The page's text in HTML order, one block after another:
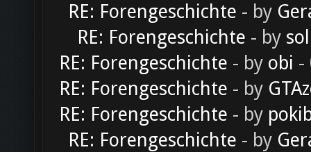
RE: Forengeschichte - by
RE: Forengeschichte - by
RE: Forengeschichte - by obi -
RE: Forengeschichte - by
RE: Forengeschichte - by
RE: Forengeschichte - by